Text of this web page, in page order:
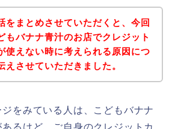
をまとめさせていただくと、今回
もバナナ青汁のお店でクレジット
使えない時に考えられる原因につ
えさせていただきました。
をみている人は、こどもバナナ
るけど、ご自身のクレジットカ